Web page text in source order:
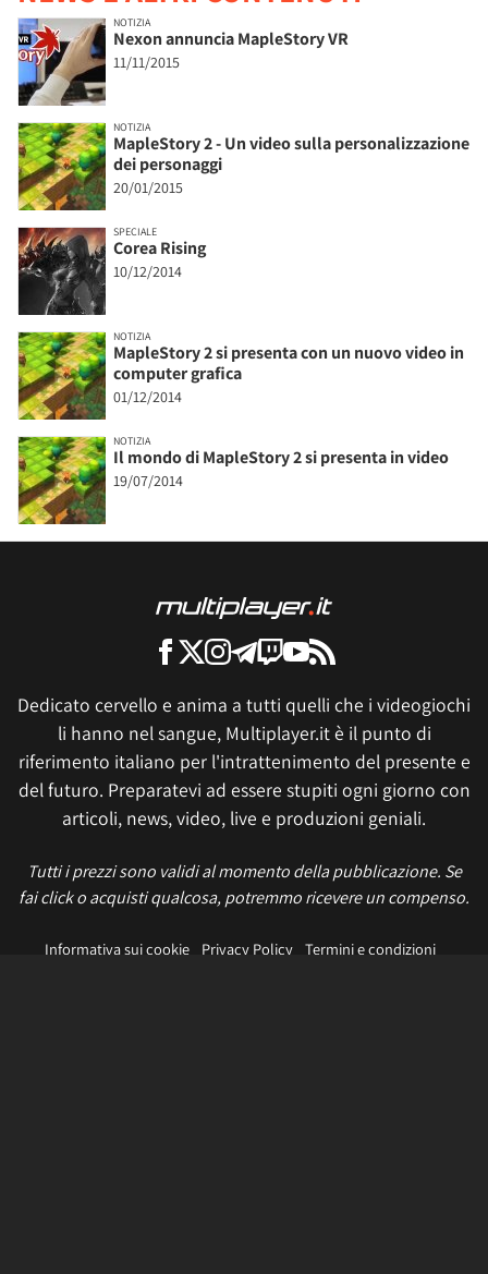
NOTIZIA
Nexon annuncia MapleStory VR
11/11/2015
NOTIZIA
MapleStory 2 - Un video sulla personalizzazione
dei personaggi
20/01/2015
SPECIALE
Corea Rising
10/12/2014
NOTIZIA
MapleStory 2 si presenta con un nuovo video in
computer grafica
01/12/2014
NOTIZIA
Il mondo di MapleStory 2 si presenta in video
19/07/2014
Dedicato cervello e anima a tutti quelli che i videogiochi
li hanno nel sangue, Multiplayer.it è il punto di
riferimento italiano per l'intrattenimento del presente e
del futuro. Preparatevi ad essere stupiti ogni giorno con
articoli, news, video, live e produzioni geniali.
Tutti i prezzi sono validi al momento della pubblicazione. Se
fai click o acquisti qualcosa, potremmo ricevere un compenso.
Informativa sui cookie Privacy Policy
Termini e condizioni